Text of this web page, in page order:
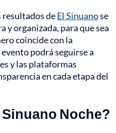
deEl Sinuanose
y organizada, para que sea
coincide con la
podrá seguirse a
y las plataformas
en cada etapa del
Noche?